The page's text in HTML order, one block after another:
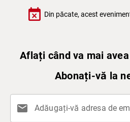
event_busy Din păcate, acest
Aflați când va mai
Abonați-vă la
mail Adăugați-vă adresa de